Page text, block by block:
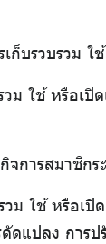
บรวบรวม ใ
ม ใช้ หรือเปิ
การสมาชิกร
วม ใช้ หรือเ
ดแปลง การ